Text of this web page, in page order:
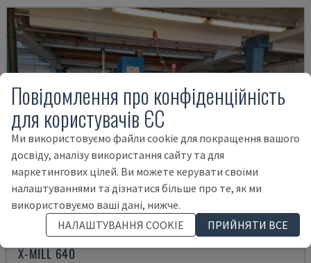
X-MILL 640
Повідомлення про конфіденційність
для користувачів ЄС
Ми використовуємо файли cookie для покращення вашого
досвіду, аналізу використання сайту та для
маркетингових цілей. Ви можете керувати своїми
налаштуваннями та дізнатися більше про те, як ми
використовуємо ваші дані, нижче.
НАЛАШТУВАННЯ COOKIE
ПРИЙНЯТИ ВСЕ